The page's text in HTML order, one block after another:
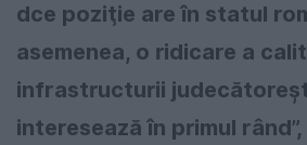
dce poziţie are în statul
asemenea, o ridicare a
infrastructurii
interesează în primul rând”,